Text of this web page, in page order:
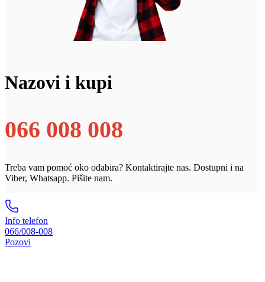
Nazovi i kupi
066 008 008
Treba vam pomoć oko odabira? Kontaktirajte nas. Dostupni i na
Viber, Whatsapp. Pišite nam.
Info telefon
066/008-008
Pozovi